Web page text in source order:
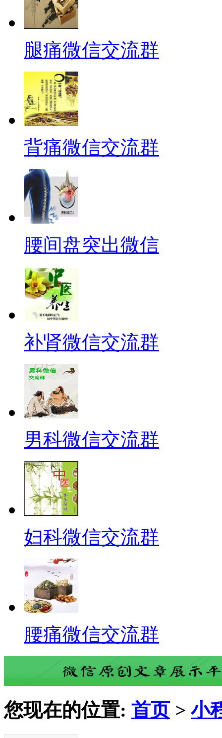
腿痛微信交流群
背痛微信交流群
腰间盘突出微信
补肾微信交流群
男科微信交流群
妇科微信交流群
腰痛微信交流群
您现在的位置: 首页 >小